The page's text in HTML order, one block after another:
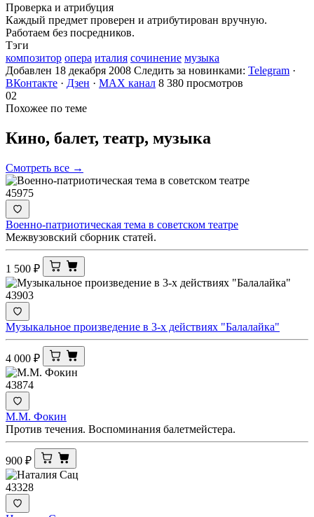
Проверка и атрибуция
Каждый предмет проверен и атрибутирован вручную.
Работаем без посредников.
Тэги
композитор опера италия сочинение музыка
Добавлен 18 декабря 2008 Следить за новинками: Telegram ·
ВКонтакте · Дзен · MAX канал 8 380 просмотров
02
Похожее по теме
Кино, балет, театр, музыка
Смотреть все →
45975
Военно-патриотическая тема в советском театре
Межвузовский сборник статей.
1 500 ₽
43903
Музыкальное произведение в 3-х действиях "Балалайка"
4 000 ₽
43874
М.М. Фокин
Против течения. Воспоминания балетмейстера.
900 ₽
43328